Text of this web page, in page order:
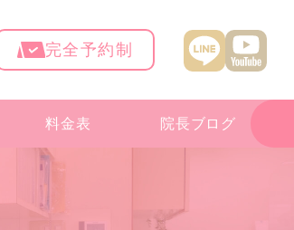
完全予約制
料金表 院長ブログ